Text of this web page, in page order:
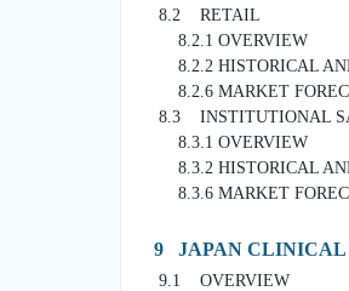
8.2 RETAIL
8.2.1 OVERVIEW
8.2.2 HISTORICAL AND
8.2.6 MARKET
8.3 INSTITUTIONAL
8.3.1 OVERVIEW
8.3.2 HISTORICAL AND
8.3.6 MARKET
9 JAPAN CLINICAL
9.1 OVERVIEW